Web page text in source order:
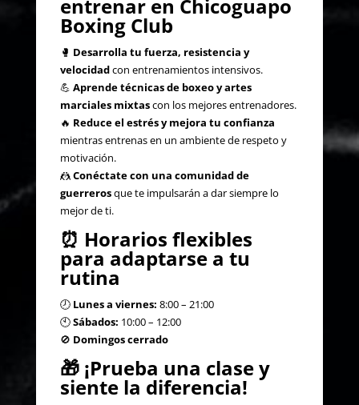
entrenar en Chicoguapo
Boxing Club
🥊 Desarrolla tu fuerza, resistencia y
velocidadcon entrenamientos intensivos.
💪 Aprende técnicas de boxeo y artes
marciales mixtascon los mejores entrenadores.
🔥 Reduce el estrés y mejora tu confianza
mientras entrenas en un ambiente de respeto y
motivación.
🤼Conéctate con una comunidad de
guerrerosque te impulsarán a dar siempre lo
mejor de ti.
⏰ Horarios flexibles
para adaptarse a tu
rutina
🕗 Lunes a viernes: 8:00 – 21:00
🕙Sábados: 10:00 – 12:00
🚫 Domingos cerrado
🎁 ¡Prueba una clase y
siente la diferencia!